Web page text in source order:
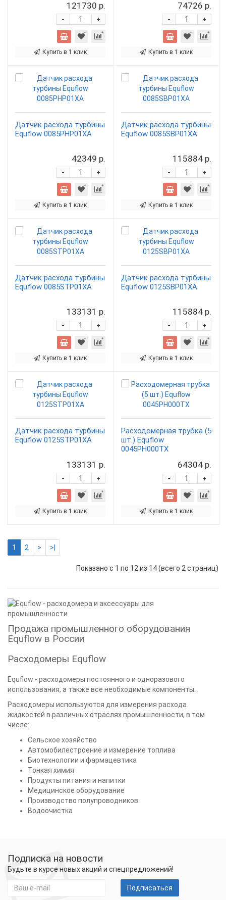
121730 р.
+
-
Купить в 1 клик
74726 р.
+
-
Купить в 1 клик
Датчик расхода турбины
Equflow 0085PHP01XA
42349 р.
+
-
Купить в 1 клик
Датчик расхода турбины
Equflow 0085SBP01XA
115884 р.
+
-
Купить в 1 клик
Датчик расхода турбины
Equflow 0085STP01XA
133131 р.
+
-
Купить в 1 клик
Датчик расхода турбины
Equflow 0125SBP01XA
115884 р.
+
-
Купить в 1 клик
Датчик расхода турбины
Equflow 0125STP01XA
133131 р.
+
-
Купить в 1 клик
Расходомерная трубка (5
шт.) Equflow
0045PH000TX
64304 р.
+
-
Купить в 1 клик
1 2 > >|
Показано с 1 по 12 из 14 (всего 2 страниц)
Продажа промышленного оборудования
Equflow в России
Расходомеры Equflow
Equflow - расходомеры постоянного и одноразового
использования, а также все необходимые компоненты.
Расходомеры используются для измерения расхода
жидкостей в различных отраслях промышленности, в том
числе:
Сельское хозяйство
Автомобилестроение и измерение топлива
Биотехнологии и фармацевтика
Тонкая химия
Продукты питания и напитки
Медицинское оборудование
Производство полупроводников
Водоочистка
Подписка на новости
Будьте в курсе новых акций и спецпредложений!
Подписаться